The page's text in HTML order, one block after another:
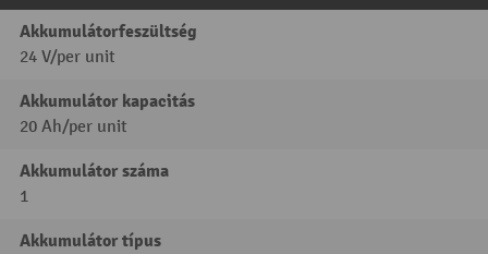
Akkumulátorfeszültség
24 V/per unit
Akkumulátor kapacitás
20 Ah/per unit
Akkumulátor száma
1
Akkumulátor típus